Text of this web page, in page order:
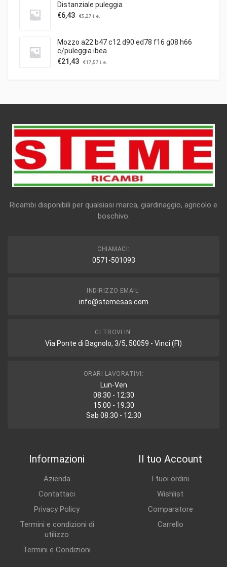
Distanziale puleggia
€6,43 €5,27 i.e.
Mozzo a22 b47 c12 d90 ed78 f16 g08 h66
c/puleggia ibea
€21,43 €17,57 i.e.
Ricambi disponibili per qualsiasi marca, giardinaggio, agricolo e
boschivo.
CHIAMACI:
0571-501093
INDIRIZZO EMAIL:
info@stemesas.com
CI TROVI IN:
Via Ponte di Bagnolo, 3/5, 50059 - Vinci (FI)
ORARI LAVORATIVI:
Lun-Ven
08:30 - 12:30
15:00 - 19:30
Sab 08:30 - 12:30
Informazioni
Azienda
Contattaci
Privacy Policy
Termini e condizioni di
utilizzo
Termini e Condizioni
Il tuo Account
I tuoi ordini
Wishlist
Comparatore
Carrello